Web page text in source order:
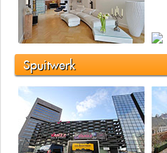
Spuitwerk